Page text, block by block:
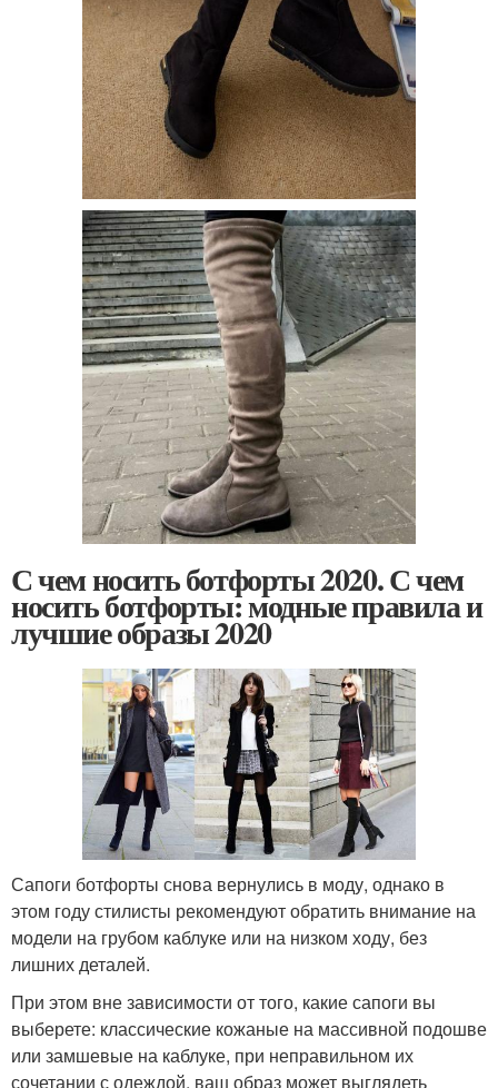
С чем носить ботфорты 2020. С чем
носить ботфорты: модные правила и
лучшие образы 2020
Сапоги ботфорты снова вернулись в моду, однако в
этом году стилисты рекомендуют обратить внимание на
модели на грубом каблуке или на низком ходу, без
лишних деталей.
При этом вне зависимости от того, какие сапоги вы
выберете: классические кожаные на массивной подошве
или замшевые на каблуке, при неправильном их
сочетании с одеждой, ваш образ может выглядеть